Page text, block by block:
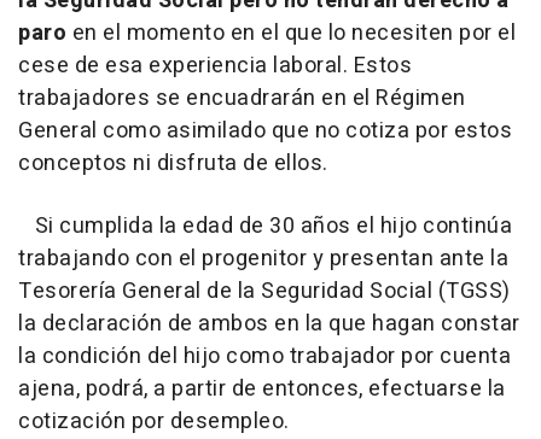
paro en el momento en el que lo necesiten por el
cese de esa experiencia laboral. Estos
trabajadores se encuadrarán en el Régimen
General como asimilado que no cotiza por estos
conceptos ni disfruta de ellos.
Si cumplida la edad de 30 años el hijo continúa
trabajando con el progenitor y presentan ante la
Tesorería General de la Seguridad Social (TGSS)
la declaración de ambos en la que hagan constar
la condición del hijo como trabajador por cuenta
ajena, podrá, a partir de entonces, efectuarse la
cotización por desempleo.